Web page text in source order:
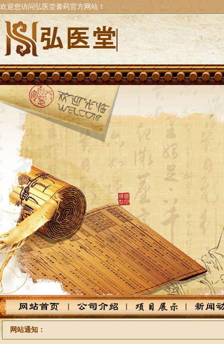
欢迎您访问弘医堂膏药官方网站！
网站通知：